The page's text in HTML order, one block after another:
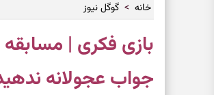
خانه گوگل نیوز
بازی فکری | مسابقه
جواب عجولانه